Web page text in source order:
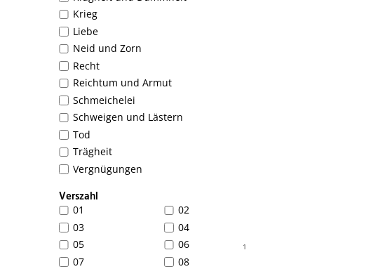
Krieg
Liebe
Neid und Zorn
Recht
Reichtum und Armut
Schmeichelei
Schweigen und Lästern
Tod
Trägheit
Vergnügungen
Verszahl
01
02
03
04
05
1
06
07
08